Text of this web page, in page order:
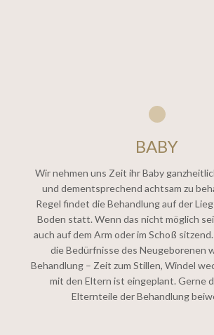
BABY
Wir nehmen uns Zeit ihr Baby
und dementsprechend achtsam zu
Regel findet die Behandlung auf der
Boden statt. Wenn das nicht möglich
auch auf dem Arm oder im Schoß
die Bedürfnisse des Neugeborenen
Behandlung – Zeit zum Stillen, Windel
mit den Eltern ist eingeplant. Gerne
Elternteile der Behandlung